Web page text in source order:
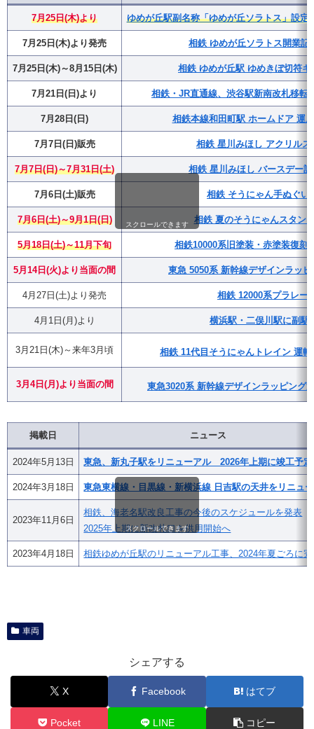
7月25日(木)より ゆめが丘駅副名称「ゆめが丘ソラトス」設定
7月25日(木)より発売 相鉄 ゆめが丘ソラトス開業記
7月25日(木)～8月15日(木) 相鉄 ゆめが丘駅 ゆめきぼ切符
7月21日(日)より 相鉄・JR直通線、渋谷駅新南改札移転
7月28日(日) 相鉄本線和田町駅 ホームドア 運
7月7日(日)販売 相鉄 星川みほし アクリルス
7月7日(日)～7月31日(土) 相鉄 星川みほし バースデー
7月6日(土)販売 相鉄 そうにゃん手ぬぐい
7月6日(土)～9月1日(日) 相鉄 夏のそうにゃんスタン
5月18日(土)～11月下旬 相鉄10000系旧塗装・赤塗装復刻
5月14日(火)より当面の間 東急 5050系 新幹線デザインラッ
4月27日(土)より発売 相鉄 12000系プラレー
4月1日(月)より 横浜駅・二俣川駅に副駅
3月21日(木)～来年3月頃 相鉄 11代目そうにゃんトレイン 運転
3月4日(月)より 当面の間 東急3020系 新幹線デザインラッピング
スクロールできます
掲載日 ニュース
2024年5月13日 東急、新丸子駅をリニューアル 2026年上期に竣工予定
2024年3月18日 東急東横線・目黒線・新横浜線 日吉駅の天井をリニュ
2023年11月6日
相鉄、海老名駅改良工事の今後のスケジュールを発表
2025年上期に新改札口を供用開始へ
2023年4月18日 相鉄ゆめが丘駅のリニューアル工事、2024年夏ごろに
スクロールできます
車両
シェアする
X Facebook はてブ
Pocket LINE コピー